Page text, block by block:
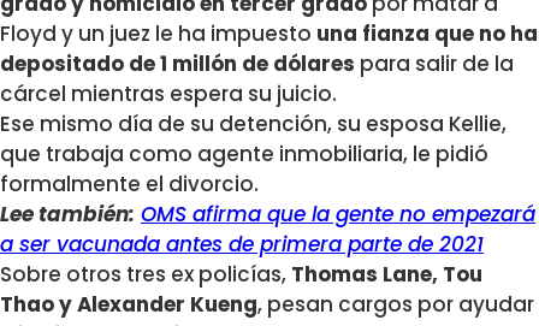
Floyd y un juez le ha impuesto una fianza que no ha
depositado de 1 millón de dólares para salir de la
cárcel mientras espera su juicio.
Ese mismo día de su detención, su esposa Kellie,
que trabaja como agente inmobiliaria, le pidió
formalmente el divorcio.
Lee también: OMS afirma que la gente no empezará
a ser vacunada antes de primera parte de 2021
Sobre otros tres ex policías, Thomas Lane, Tou
Thao y Alexander Kueng, pesan cargos por ayudar